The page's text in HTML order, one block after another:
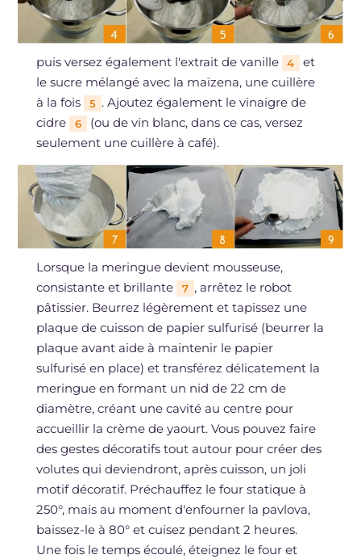
puis versez également l'extrait de vanille 4
et
le sucre mélangé avec la maïzena, une cuillère
à la fois
5 . Ajoutez également le vinaigre de
cidre
6
(ou de vin blanc, dans ce cas, versez
seulement une cuillère à café).
Lorsque la meringue devient mousseuse,
consistante et brillante
7 , arrêtez le robot
pâtissier. Beurrez légèrement et tapissez une
plaque de cuisson de papier sulfurisé (beurrer la
plaque avant aide à maintenir le papier
sulfurisé en place) et transférez délicatement la
meringue en formant un nid de 22 cm de
diamètre, créant une cavité au centre pour
accueillir la crème de yaourt. Vous pouvez faire
des gestes décoratifs tout autour pour créer des
volutes qui deviendront, après cuisson, un joli
motif décoratif. Préchauffez le four statique à
250°, mais au moment d'enfourner la pavlova,
baissez-le à 80° et cuisez pendant 2 heures.
Une fois le temps écoulé, éteignez le four et